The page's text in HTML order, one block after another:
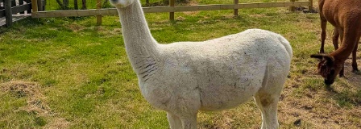
10+ miljoen leden